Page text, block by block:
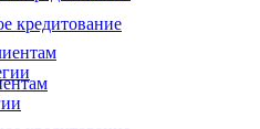
кредитование